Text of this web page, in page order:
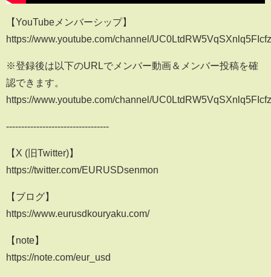
【YouTubeメンバーシップ】
https://www.youtube.com/channel/
※登録後は以下のURLでメンバー動画＆メンバー投稿を確
認できます。
https://www.youtube.com/channel/
----------------------------------
【X (旧Twitter)】
https://twitter.com/EURUSDsenmon
【ブログ】
https://www.eurusdkouryaku.com/
【note】
https://note.com/eur_usd